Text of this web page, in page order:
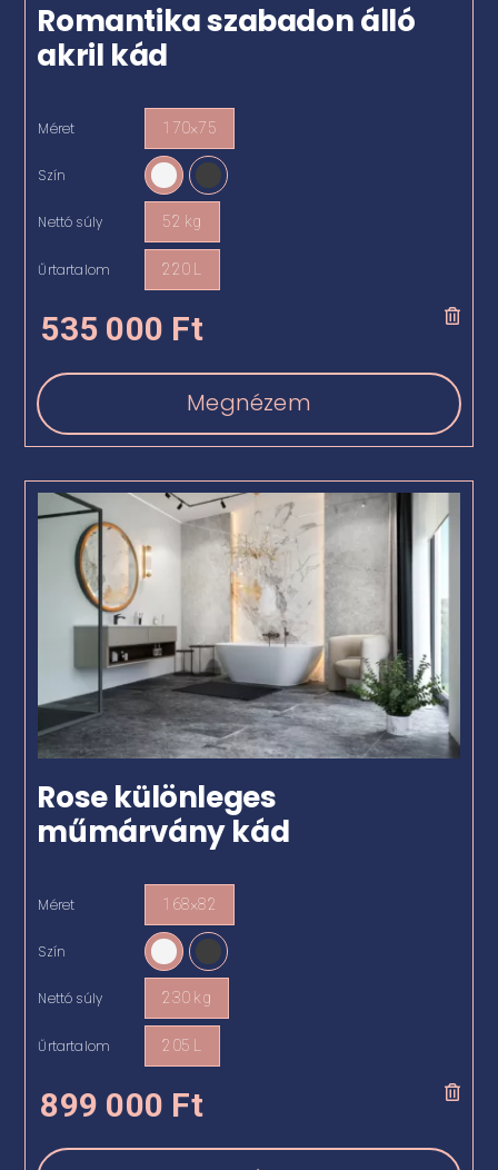
Romantika szabadon álló
akril kád
Méret 170×75
Szín
Nettó súly 52 kg
Űrtartalom 220 L
535 000 Ft
Megnézem
Rose különleges
műmárvány kád
Méret 168×82
Szín
Nettó súly 230 kg
Űrtartalom 205 L
899 000 Ft